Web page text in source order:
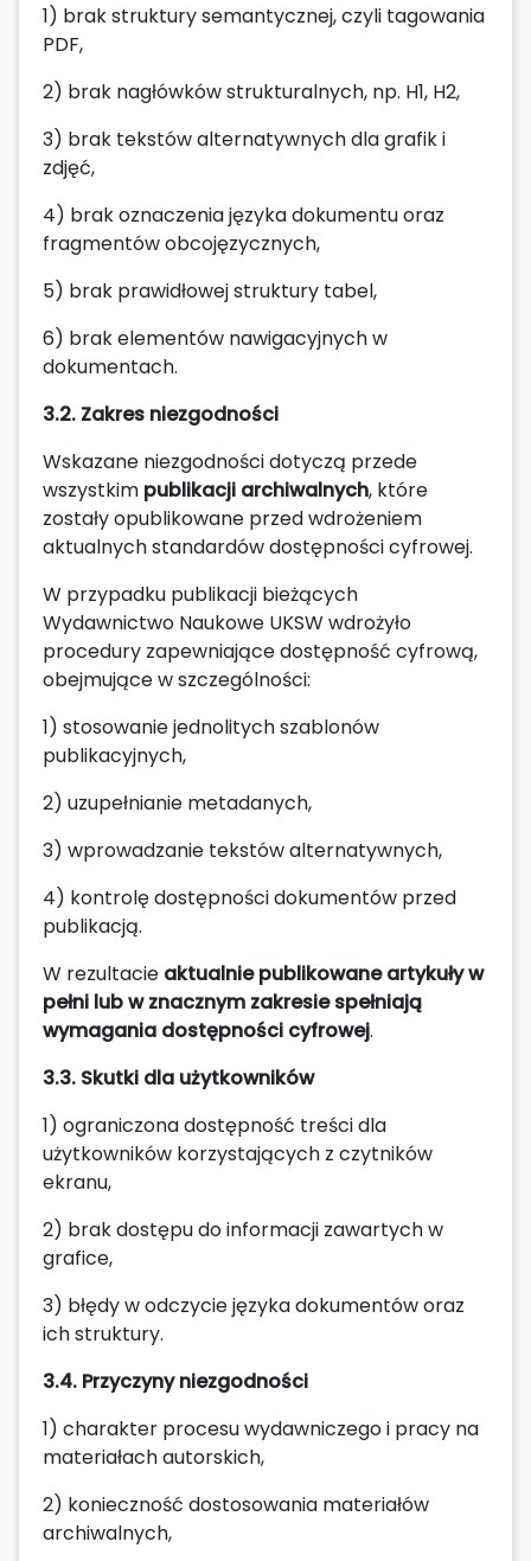
1) brak struktury semantycznej, czyli tagowania
PDF,
2) brak nagłówków strukturalnych, np. H1, H2,
3) brak tekstów alternatywnych dla grafik i
zdjęć,
4) brak oznaczenia języka dokumentu oraz
fragmentów obcojęzycznych,
5) brak prawidłowej struktury tabel,
6) brak elementów nawigacyjnych w
dokumentach.
3.2. Zakres niezgodności
Wskazane niezgodności dotyczą przede
wszystkim publikacji archiwalnych, które
zostały opublikowane przed wdrożeniem
aktualnych standardów dostępności cyfrowej.
W przypadku publikacji bieżących
Wydawnictwo Naukowe UKSW wdrożyło
procedury zapewniające dostępność cyfrową,
obejmujące w szczególności:
1) stosowanie jednolitych szablonów
publikacyjnych,
2) uzupełnianie metadanych,
3) wprowadzanie tekstów alternatywnych,
4) kontrolę dostępności dokumentów przed
publikacją.
W rezultacie aktualnie publikowane artykuły w
pełni lub w znacznym zakresie spełniają
wymagania dostępności cyfrowej.
3.3. Skutki dla użytkowników
1) ograniczona dostępność treści dla
użytkowników korzystających z czytników
ekranu,
2) brak dostępu do informacji zawartych w
grafice,
3) błędy w odczycie języka dokumentów oraz
ich struktury.
3.4. Przyczyny niezgodności
1) charakter procesu wydawniczego i pracy na
materiałach autorskich,
2) konieczność dostosowania materiałów
archiwalnych,